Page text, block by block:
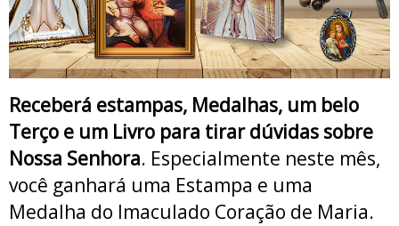
Receberá estampas, Medalhas, um belo
Terço e um Livro para tirar dúvidas sobre
Nossa Senhora. Especialmente neste mês,
você ganhará uma Estampa e uma
Medalha do Imaculado Coração de Maria.